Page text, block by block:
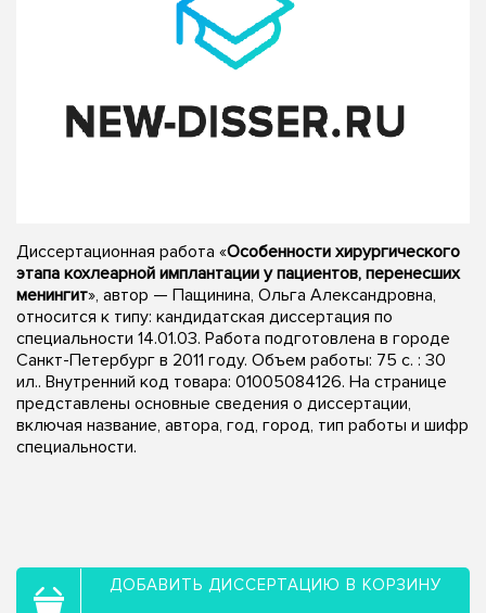
Диссертационная работа «Особенности хирургического
этапа кохлеарной имплантации у пациентов, перенесших
менингит», автор — Пащинина, Ольга Александровна,
относится к типу: кандидатская диссертация по
специальности 14.01.03. Работа подготовлена в городе
Санкт-Петербург в 2011 году. Объем работы: 75 с. : 30
ил.. Внутренний код товара: 01005084126. На странице
представлены основные сведения о диссертации,
включая название, автора, год, город, тип работы и шифр
специальности.
ДОБАВИТЬ ДИССЕРТАЦИЮ В КОРЗИНУ